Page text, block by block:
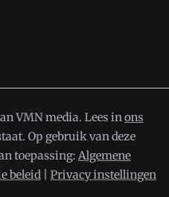
VMN media. Lees inons
Op gebruik van deze
toepassing: Algemene
beleid Privacy instellingen